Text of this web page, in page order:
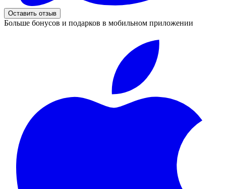
Оставить отзыв
Больше бонусов и подарков в мобильном приложении